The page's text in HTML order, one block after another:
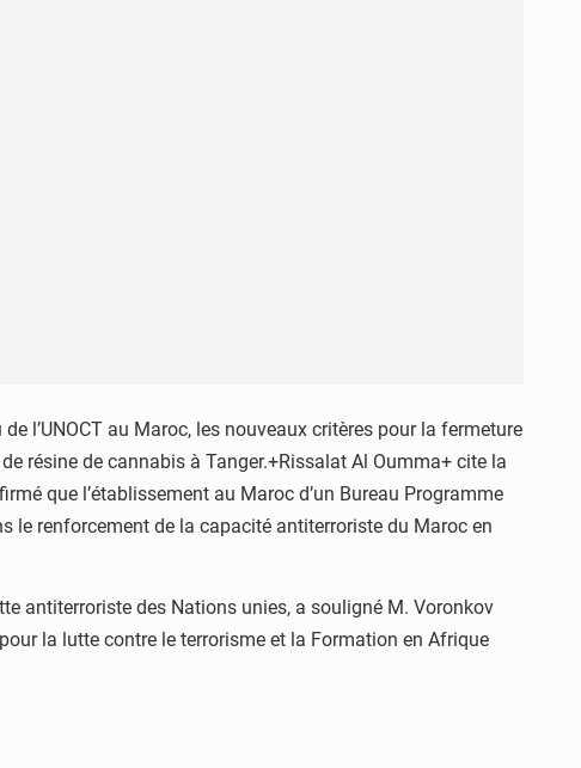
l’UNOCT au Maroc, les nouveaux critères pour la fermeture
résine de cannabis à Tanger.+Rissalat Al Oumma+ cite la
que l’établissement au Maroc d’un Bureau Programme
le renforcement de la capacité antiterroriste du Maroc en
antiterroriste des Nations unies, a souligné M. Voronkov
la lutte contre le terrorisme et la Formation en Afrique